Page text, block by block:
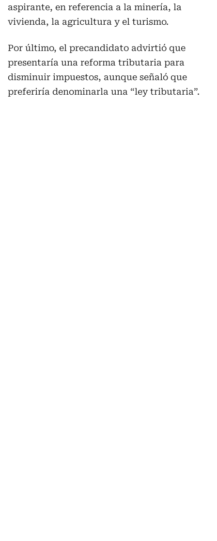
aspirante, en referencia a la minería, la
vivienda, la agricultura y el turismo.
Por último, el precandidato advirtió que
presentaría una reforma tributaria para
disminuir impuestos, aunque señaló que
preferiría denominarla una “ley tributaria”.